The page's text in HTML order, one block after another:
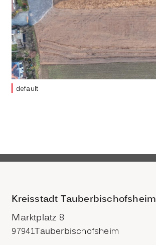
default
Kreisstadt Tauberbischofsheim
Marktplatz 8
97941Tauberbischofsheim